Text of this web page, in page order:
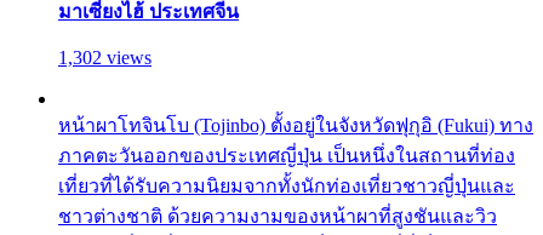
มาเซี่ยงไฮ้ ประเทศจีน
1,302 views
หน้าผาโทจินโบ (Tojinbo) ตั้งอยู่ในจังหวัดฟุกุอิ (Fukui) ทาง
ภาคตะวันออกของประเทศญี่ปุ่น เป็นหนึ่งในสถานที่ท่อง
เที่ยวที่ได้รับความนิยมจากทั้งนักท่องเที่ยวชาวญี่ปุ่นและ
ชาวต่างชาติ ด้วยความงามของหน้าผาที่สูงชันและวิว